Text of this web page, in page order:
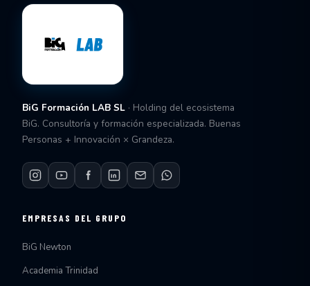
BiG Formación LAB SL · Holding del ecosistema
BiG. Consultoría y formación especializada. Buenas
Personas + Innovación × Grandeza.
EMPRESAS DEL GRUPO
BiG Newton
Academia Trinidad